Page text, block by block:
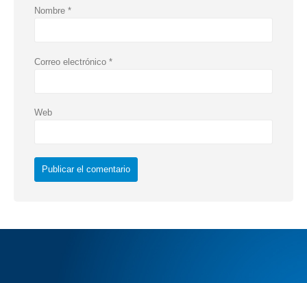
Nombre *
Correo electrónico *
Web